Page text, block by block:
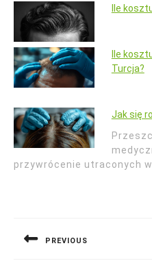
Ile
Ile
Turcja?
Jak się
przywrócenie utraconych
PREVIOUS